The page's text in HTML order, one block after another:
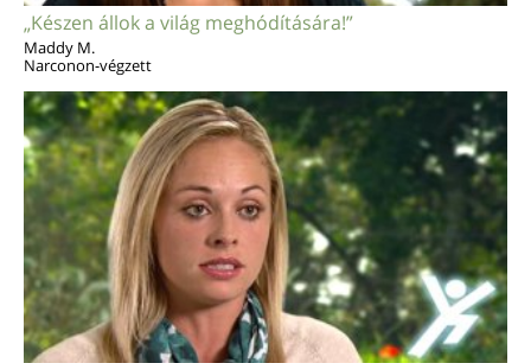
„Készen állok a világ meghódítására!”
Maddy M.
Narconon-végzett